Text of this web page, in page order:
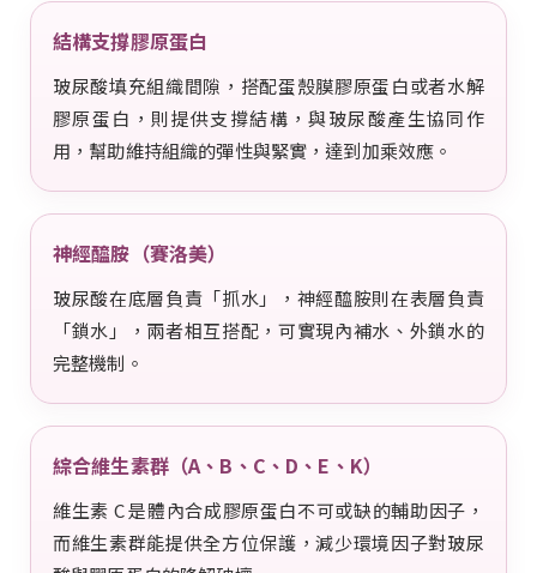
結構支撐膠原蛋白
玻尿酸填充組織間隙，搭配蛋殼膜膠原蛋白或者水解
膠原蛋白，則提供支撐結構，與玻尿酸產生協同作
用，幫助維持組織的彈性與緊實，達到加乘效應。
神經醯胺（賽洛美）
玻尿酸在底層負責「抓水」，神經醯胺則在表層負責
「鎖水」，兩者相互搭配，可實現內補水、外鎖水的
完整機制。
綜合維生素群（A、B、C、D、E、K）
維生素 C 是體內合成膠原蛋白不可或缺的輔助因子，
而維生素群能提供全方位保護，減少環境因子對玻尿